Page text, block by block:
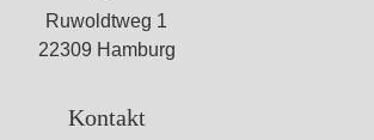
Ruwoldtweg 1
22309 Hamburg
Kontakt